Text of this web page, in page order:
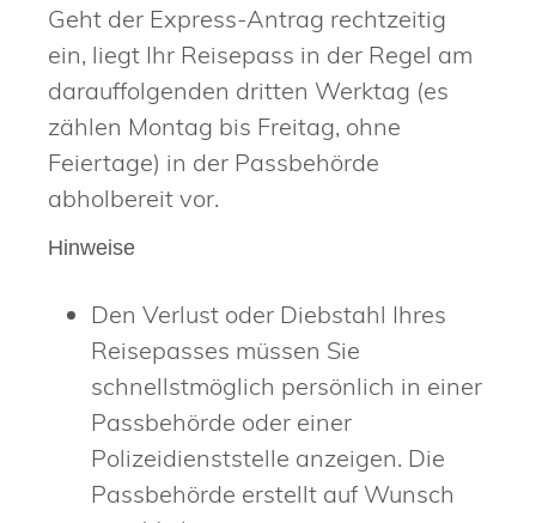
Geht der Express-Antrag rechtzeitig
ein, liegt Ihr Reisepass in der Regel am
darauffolgenden dritten Werktag (es
zählen Montag bis Freitag, ohne
Feiertage) in der Passbehörde
abholbereit vor.
Hinweise
Den Verlust oder Diebstahl Ihres
Reisepasses müssen Sie
schnellstmöglich persönlich in einer
Passbehörde oder einer
Polizeidienststelle anzeigen. Die
Passbehörde erstellt auf Wunsch